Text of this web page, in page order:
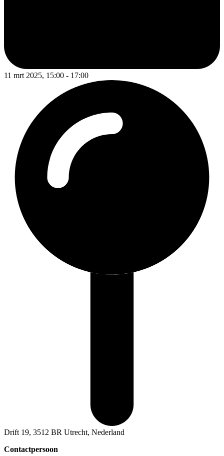
11 mrt 2025, 15:00 - 17:00
Drift 19, 3512 BR Utrecht, Nederland
Contactpersoon